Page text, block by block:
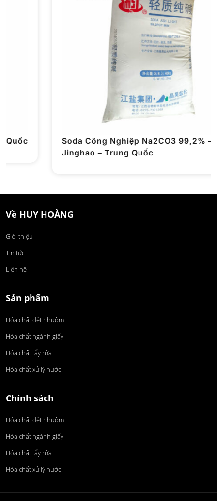
Soda Công Nghiệp Na2CO3 99,2% –
Jinghao – Trung Quốc
Về HUY HOÀNG
Giới thiệu
Tin tức
Liên hệ
Sản phẩm
Hóa chất dệt nhuộm
Hóa chất ngành giấy
Hóa chất tẩy rửa
Hóa chất xử lý nước
Chính sách
Hóa chất dệt nhuộm
Hóa chất ngành giấy
Hóa chất tẩy rửa
Hóa chất xử lý nước